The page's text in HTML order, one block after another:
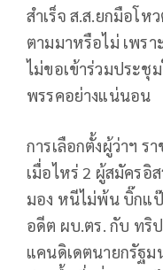
สำเร็จ ส.ส.ยกมือโ
ตามมาหรือไม่ เพรา
ไม่ขอเข้าร่วมประชุ
พรรคอย่างแน่นอน
การเลือกตั้งผู้ว่าฯ ร
เมื่อไหร่ 2 ผู้สมัครอิ
มอง หนีไม่พ้น บิ๊กแ
อดีต ผบ.ตร. กับ ทริ
แคนดิเดตนายกรัฐ